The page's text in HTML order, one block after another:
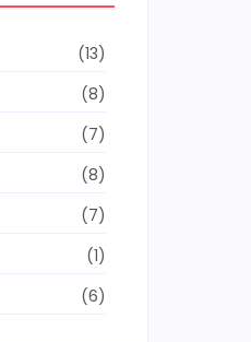
(13)
(8)
(7)
(8)
(7)
(1)
(6)